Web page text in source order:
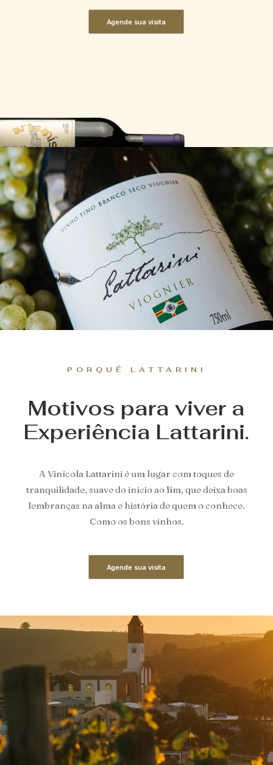
Agende sua visita
PORQUÊ LATTARINI
Motivos para viver a
Experiência Lattarini.
A Vinícola Lattarini é um lugar com toques de
tranquilidade, suave do início ao fim, que deixa boas
lembranças na alma e história de quem o conhece.
Como os bons vinhos.
Agende sua visita